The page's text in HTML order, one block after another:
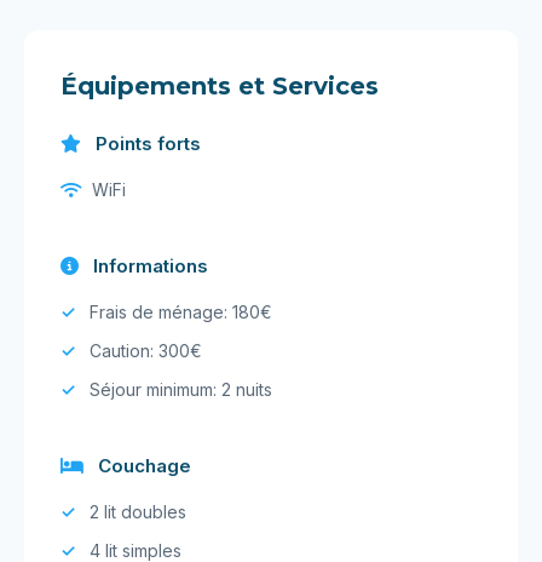
Équipements et Services
Points forts
WiFi
Informations
Frais de ménage: 180€
Caution: 300€
Séjour minimum: 2 nuits
Couchage
2 lit doubles
4 lit simples